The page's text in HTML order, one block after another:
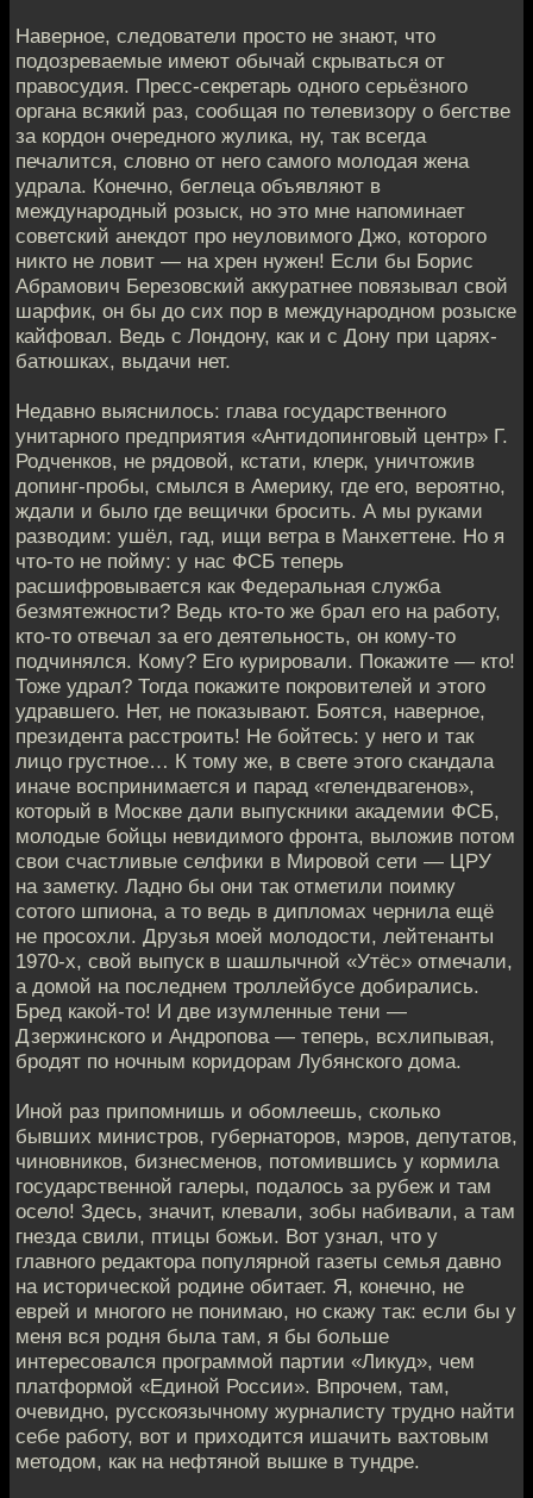
Наверное, следователи просто не знают, что
подозреваемые имеют обычай скрываться от
правосудия. Пресс-секретарь одного серьёзного
органа всякий раз, сообщая по телевизору о бегстве
за кордон очередного жулика, ну, так всегда
печалится, словно от него самого молодая жена
удрала. Конечно, беглеца объявляют в
международный розыск, но это мне напоминает
советский анекдот про неуловимого Джо, которого
никто не ловит — на хрен нужен! Если бы Борис
Абрамович Березовский аккуратнее повязывал свой
шарфик, он бы до сих пор в международном розыске
кайфовал. Ведь с Лондону, как и с Дону при царях-
батюшках, выдачи нет.
Недавно выяснилось: глава государственного
унитарного предприятия «Антидопинговый центр» Г.
Родченков, не рядовой, кстати, клерк, уничтожив
допинг-пробы, смылся в Америку, где его, вероятно,
ждали и было где вещички бросить. А мы руками
разводим: ушёл, гад, ищи ветра в Манхеттене. Но я
что-то не пойму: у нас ФСБ теперь
расшифровывается как Федеральная служба
безмятежности? Ведь кто-то же брал его на работу,
кто-то отвечал за его деятельность, он кому-то
подчинялся. Кому? Его курировали. Покажите — кто!
Тоже удрал? Тогда покажите покровителей и этого
удравшего. Нет, не показывают. Боятся, наверное,
президента расстроить! Не бойтесь: у него и так
лицо грустное… К тому же, в свете этого скандала
иначе воспринимается и парад «гелендвагенов»,
который в Москве дали выпускники академии ФСБ,
молодые бойцы невидимого фронта, выложив потом
свои счастливые селфики в Мировой сети — ЦРУ
на заметку. Ладно бы они так отметили поимку
сотого шпиона, а то ведь в дипломах чернила ещё
не просохли. Друзья моей молодости, лейтенанты
1970-х, свой выпуск в шашлычной «Утёс» отмечали,
а домой на последнем троллейбусе добирались.
Бред какой-то! И две изумленные тени —
Дзержинского и Андропова — теперь, всхлипывая,
бродят по ночным коридорам Лубянского дома.
Иной раз припомнишь и обомлеешь, сколько
бывших министров, губернаторов, мэров, депутатов,
чиновников, бизнесменов, потомившись у кормила
государственной галеры, подалось за рубеж и там
осело! Здесь, значит, клевали, зобы набивали, а там
гнезда свили, птицы божьи. Вот узнал, что у
главного редактора популярной газеты семья давно
на исторической родине обитает. Я, конечно, не
еврей и многого не понимаю, но скажу так: если бы у
меня вся родня была там, я бы больше
интересовался программой партии «Ликуд», чем
платформой «Единой России». Впрочем, там,
очевидно, русскоязычному журналисту трудно найти
себе работу, вот и приходится ишачить вахтовым
методом, как на нефтяной вышке в тундре.